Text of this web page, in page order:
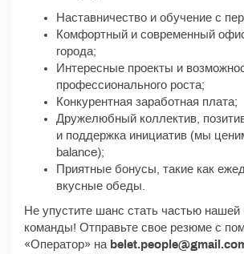
Наставничество и обучение с
Комфортный и современный
города;
Интересные проекты и
профессионального роста;
Конкурентная заработная плата;
Дружелюбный коллектив,
и поддержка инициатив (мы
balance);
Приятные бонусы, такие как
вкусные обеды.
Не упустите шанс стать частью нашей
команды! Отправьте свое резюме с
«Оператор» на